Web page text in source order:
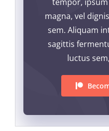
magna, vel
sem. Aliquam
sagittis
luctus